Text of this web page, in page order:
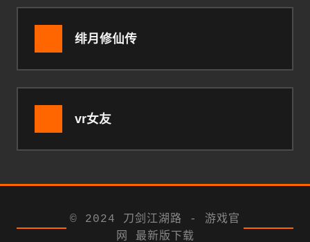
绯月修仙传
vr女友
© 2024 刀剑江湖路 - 游戏官
网 最新版下载